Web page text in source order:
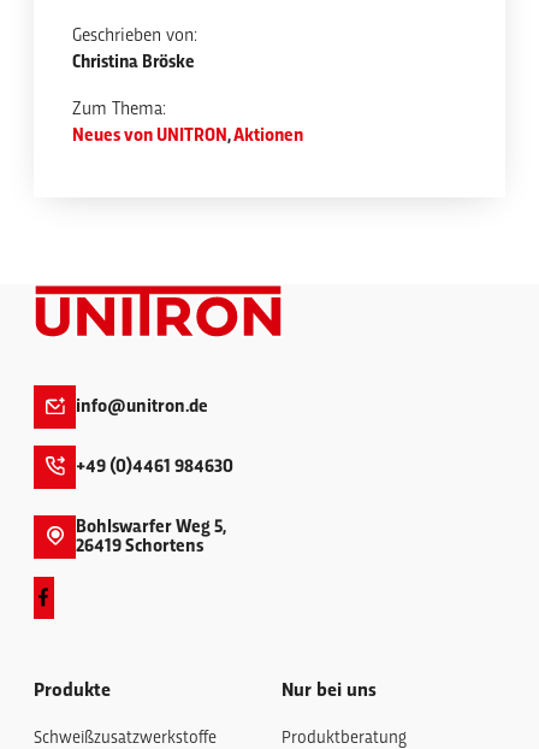
Geschrieben von:
Christina Bröske
Zum Thema:
Neues von UNITRON,Aktionen
info@unitron.de
+49 (0)4461 984630
Bohlswarfer Weg 5,
26419 Schortens
Produkte
Schweißzusatzwerkstoffe
Nur bei uns
Produktberatung